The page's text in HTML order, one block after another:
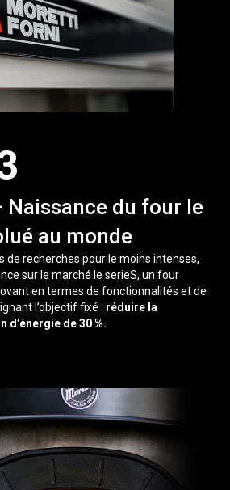
Naissance du four le
au monde
de recherches pour le moins intenses,
sur le marché le serieS, un four
en termes de fonctionnalités et de
l’objectif fixé : réduire la
d’énergie de 30 %.